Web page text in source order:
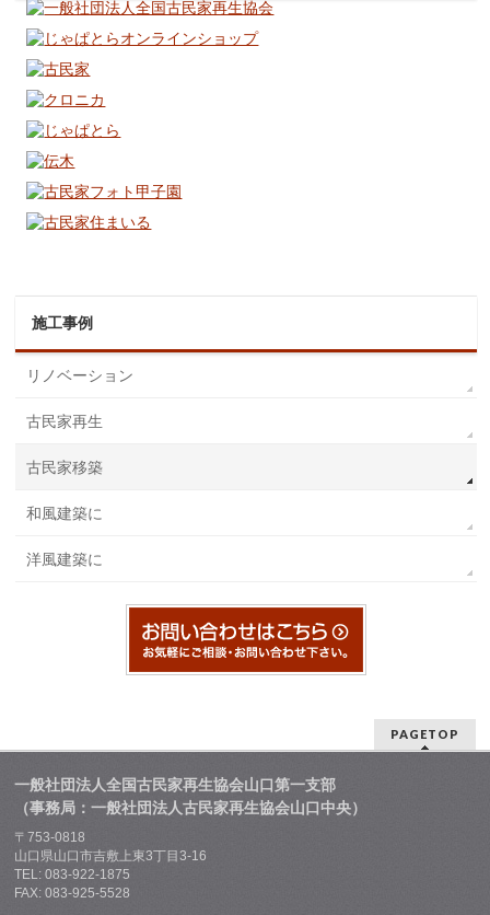
施工事例
リノベーション
古民家再生
古民家移築
和風建築に
洋風建築に
PAGETOP
一般社団法人全国古民家再生協会山口第一支部
（事務局：一般社団法人古民家再生協会山口中央）
〒753-0818
山口県山口市吉敷上東3丁目3-16
TEL: 083-922-1875
FAX: 083-925-5528